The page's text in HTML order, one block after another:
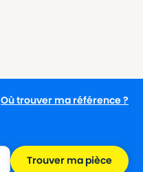
Où trouver ma référence ?
Trouver ma pièce